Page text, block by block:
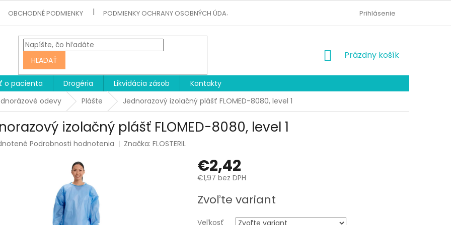
OBCHODNÉ PODMIENKY PODMIENKY OCHRANY OSOBNÝCH ÚDAJOV ODSTÚPENIE OD ZMLUVY
Prihlásenie
HĽADAŤ
NÁKUPNÝ
Prázdny košík
o pacienta Drogéria Likvidácia zásob
Kontakty
odevy Plášte Jednorazový izolačný plášť FLOMED-8080, level 1
izolačný plášť FLOMED-8080, level 1
Podrobnosti hodnotenia Značka:FLOSTERIL
€2,42
€1,97 bez DPH
cena:
Zvoľte variant
Veľkosť